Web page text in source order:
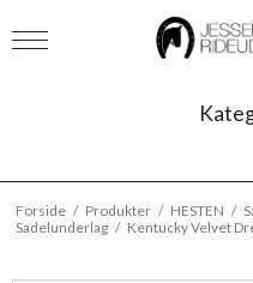
Forside / Produkter / HESTEN /
Sadelunderlag / Kentucky Velvet